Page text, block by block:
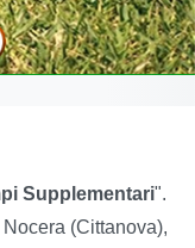
Supplementari".
(Cittanova),